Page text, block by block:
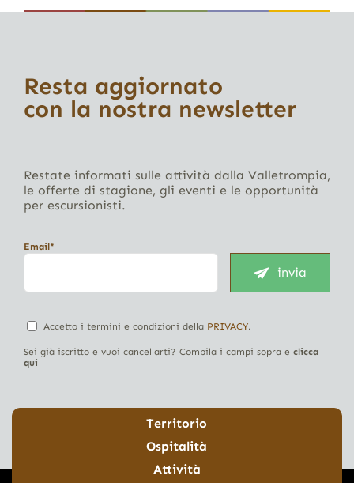
Resta aggiornato
con la nostra newsletter
Restate informati sulle attività dalla Valletrompia,
le offerte di stagione, gli eventi e le opportunità
per escursionisti.
Email*
invia
Accetto i termini e condizioni della PRIVACY.
Sei già iscritto e vuoi cancellarti? Compila i campi sopra e clicca
qui
Territorio
Ospitalità
Attività